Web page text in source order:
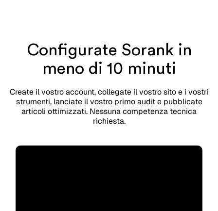
Configurate Sorank in
meno di 10 minuti
Create il vostro account, collegate il vostro sito e i vostri
strumenti, lanciate il vostro primo audit e pubblicate
articoli ottimizzati. Nessuna competenza tecnica
richiesta.